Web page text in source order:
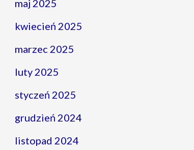
maj 2025
kwiecień 2025
marzec 2025
luty 2025
styczeń 2025
grudzień 2024
listopad 2024